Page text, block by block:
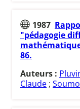
1987
"pédagogie
86.
Auteurs :
Claude ;